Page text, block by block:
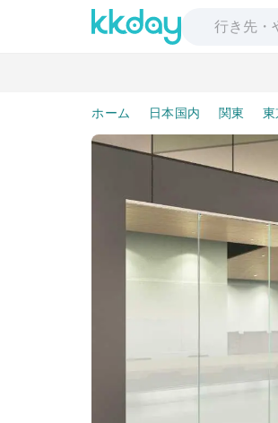
ホーム 日本国内 関東 東